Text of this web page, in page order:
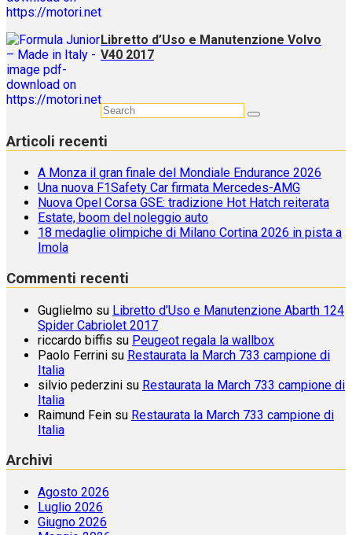
Libretto d’Uso e Manutenzione Volvo
V40 2017
Articoli recenti
A Monza il gran finale del Mondiale Endurance 2026
Una nuova F1Safety Car firmata Mercedes-AMG
Nuova Opel Corsa GSE: tradizione Hot Hatch reiterata
Estate, boom del noleggio auto
18 medaglie olimpiche di Milano Cortina 2026 in pista a
Imola
Commenti recenti
Guglielmo su Libretto d’Uso e Manutenzione Abarth 124
Spider Cabriolet 2017
riccardo biffis su Peugeot regala la wallbox
Paolo Ferrini su Restaurata la March 733 campione di
Italia
silvio pederzini su Restaurata la March 733 campione di
Italia
Raimund Fein su Restaurata la March 733 campione di
Italia
Archivi
Agosto 2026
Luglio 2026
Giugno 2026